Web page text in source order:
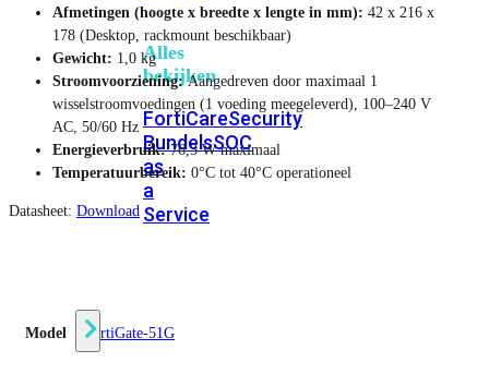
Alles
bekijken
FortiCareSecurity
BundelsSOC
as
a
Service
Afmetingen (hoogte x breedte x lengte in mm): 42 x 216 x
178 (Desktop, rackmount beschikbaar)
Gewicht: 1,0 kg
Stroomvoorziening:Aangedreven door maximaal 1
wisselstroomvoedingen (1 voeding meegeleverd), 100–240 V
AC, 50/60 Hz
Energieverbruik:76,3 W maximaal
Temperatuurbereik: 0°C tot 40°C operationeel
Datasheet: Download
Model FortiGate-51G